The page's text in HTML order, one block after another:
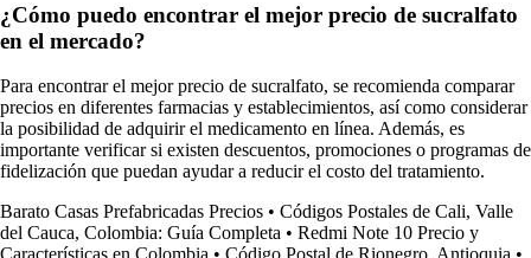
¿Cómo puedo encontrar el mejor precio de sucralfato
en el mercado?
Para encontrar el mejor precio de sucralfato, se recomienda comparar
precios en diferentes farmacias y establecimientos, así como considerar
la posibilidad de adquirir el medicamento en línea. Además, es
importante verificar si existen descuentos, promociones o programas de
fidelización que puedan ayudar a reducir el costo del tratamiento.
Barato Casas Prefabricadas Precios • Códigos Postales de Cali, Valle
del Cauca, Colombia: Guía Completa • Redmi Note 10 Precio y